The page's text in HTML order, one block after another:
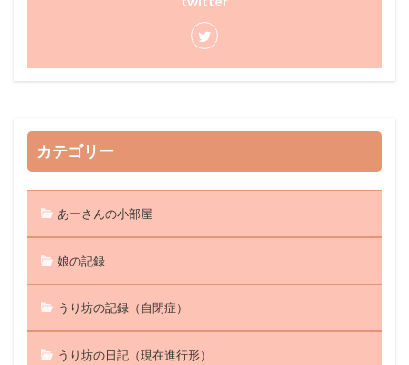
カテゴリー
あーさんの小部屋
娘の記録
うり坊の記録（自閉症）
うり坊の日記（現在進行形）